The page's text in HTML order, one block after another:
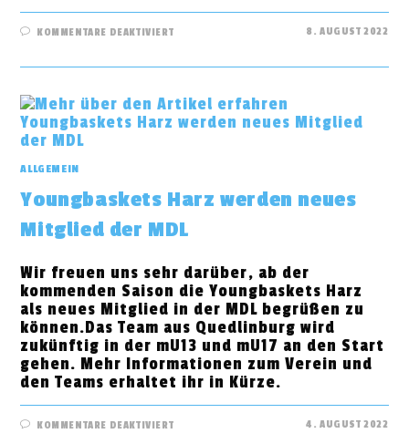
KOMMENTARE DEAKTIVIERTFÜR
DER
HARZ
8. AUGUST 2022
ALLGEMEIN
Youngbaskets Harz werden neues
Mitglied der MDL
Wir freuen uns sehr darüber, ab der
kommenden Saison die Youngbaskets Harz
als neues Mitglied in der MDL begrüßen zu
können.Das Team aus Quedlinburg wird
zukünftig in der mU13 und mU17 an den Start
gehen. Mehr Informationen zum Verein und
den Teams erhaltet ihr in Kürze.
KOMMENTARE DEAKTIVIERTFÜR
4. AUGUST 2022